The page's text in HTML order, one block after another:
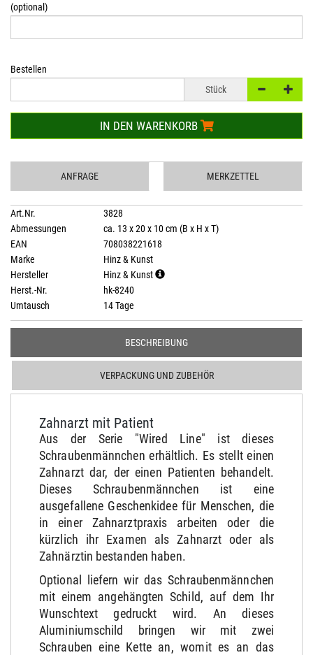
(optional)
Bestellen
Stück
IN DEN WARENKORB
ANFRAGE MERKZETTEL
Art.Nr.
3828
Abmessungen
ca. 13 x 20 x 10 cm (B x H x T)
EAN
708038221618
Marke
Hinz & Kunst
Hersteller
Hinz & Kunst
Herst.-Nr.
hk-8240
Umtausch
14 Tage
BESCHREIBUNG
VERPACKUNG UND ZUBEHÖR
Zahnarzt mit Patient
Aus der Serie "Wired Line" ist dieses
Schraubenmännchen erhältlich. Es stellt einen
Zahnarzt dar, der einen Patienten behandelt.
Dieses Schraubenmännchen ist eine
ausgefallene Geschenkidee für Menschen, die
in einer Zahnarztpraxis arbeiten oder die
kürzlich ihr Examen als Zahnarzt oder als
Zahnärztin bestanden haben.
Optional liefern wir das Schraubenmännchen
mit einem angehängten Schild, auf dem Ihr
Wunschtext gedruckt wird. An dieses
Aluminiumschild bringen wir mit zwei
Schrauben eine Kette an, womit es an das